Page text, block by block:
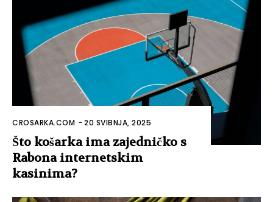
CROSARKA.COM -20 SVIBNJA, 2025
Što košarka ima zajedničko s
Rabona internetskim
kasinima?